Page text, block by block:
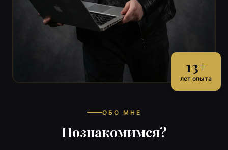
13+
лет опыта
ОБО МНЕ
Познакомимся?